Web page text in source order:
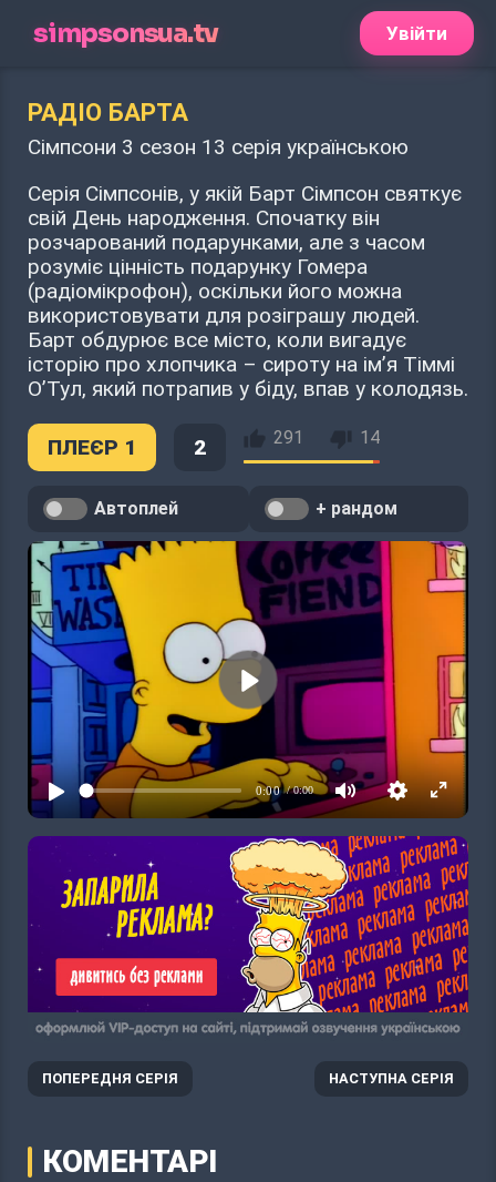
simpsonsua.tv Увійти
РАДІО БАРТА
Сімпсони 3 сезон 13 серія українською
Серія Сімпсонів, у якій Барт Сімпсон святкує
свій День народження. Спочатку він
розчарований подарунками, але з часом
розуміє цінність подарунку Гомера
(радіомікрофон), оскільки його можна
використовувати для розіграшу людей.
Барт обдурює все місто, коли вигадує
історію про хлопчика – сироту на ім’я Тіммі
О’Тул, який потрапив у біду, впав у колодязь.
ПЛЕЄР 1 2 291 14
Автоплей + рандом
ПОПЕРЕДНЯ СЕРІЯ НАСТУПНА СЕРІЯ
КОМЕНТАРІ